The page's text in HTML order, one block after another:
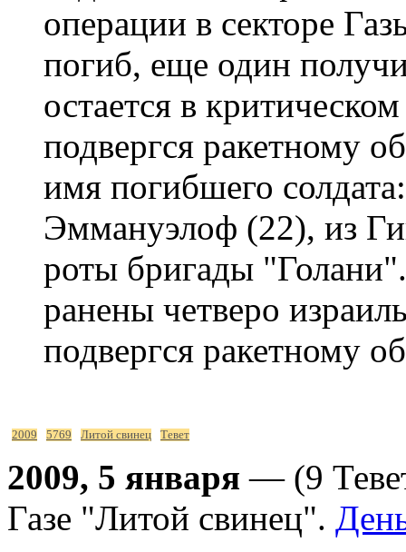
операции в секторе
погиб, еще один
остается в
подвергся ракетному
имя погибшего
Эммануэлоф (22), из
роты бригады
ранены четверо
подвергся ракетному
2009 5769 Литой свинец Тевет
2009, 5 января — (9
Газе "Литой свинец".